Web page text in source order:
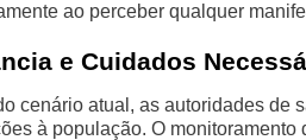
ao perceber qualquer
e Cuidados
cenário atual, as autoridades de
à população. O